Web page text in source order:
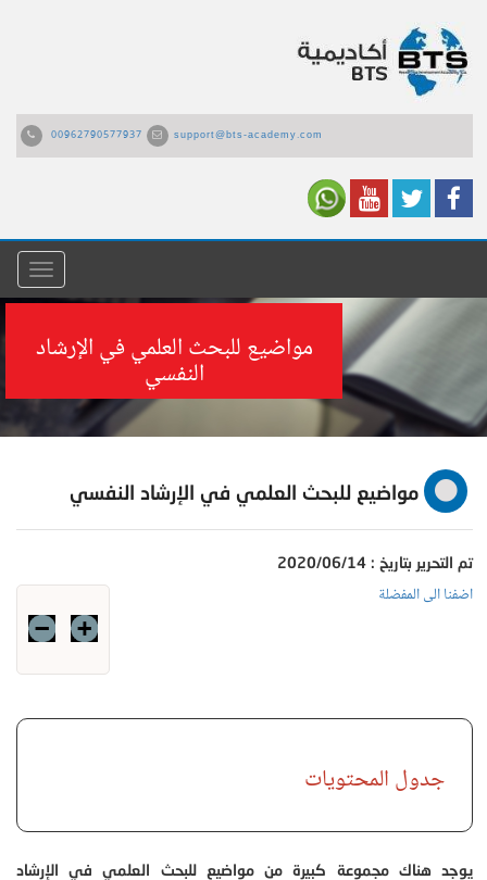
00962790577937 support@bts-academy.com
القائمة
مواضيع للبحث العلمي في الإرشاد
النفسي
مواضيع للبحث العلمي في الإرشاد النفسي
تم التحرير بتاريخ : 2020/06/14
اضفنا الى المفضلة
جدول المحتويات
يوجد هناك مجموعة كبيرة من مواضيع للبحث العلمي في الإرشاد